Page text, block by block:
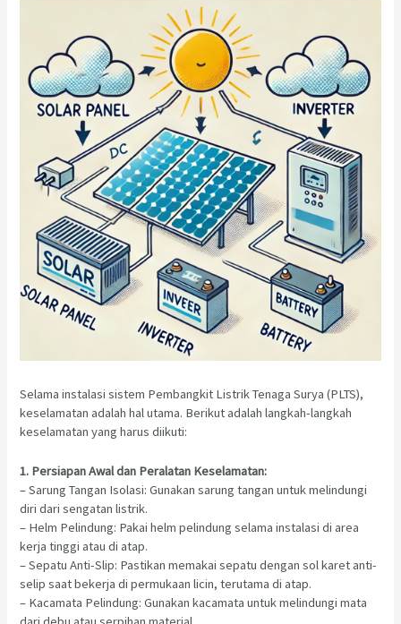
Selama instalasi sistem Pembangkit Listrik Tenaga Surya (PLTS),
keselamatan adalah hal utama. Berikut adalah langkah-langkah
keselamatan yang harus diikuti:
1. Persiapan Awal dan Peralatan Keselamatan:
– Sarung Tangan Isolasi: Gunakan sarung tangan untuk melindungi
diri dari sengatan listrik.
– Helm Pelindung: Pakai helm pelindung selama instalasi di area
kerja tinggi atau di atap.
– Sepatu Anti-Slip: Pastikan memakai sepatu dengan sol karet anti-
selip saat bekerja di permukaan licin, terutama di atap.
– Kacamata Pelindung: Gunakan kacamata untuk melindungi mata